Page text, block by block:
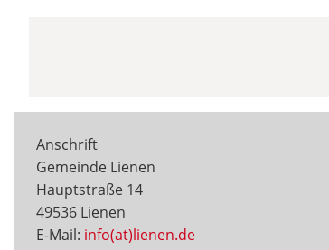
Anschrift
Gemeinde Lienen
Hauptstraße 14
49536 Lienen
E-Mail: info(at)lienen.de